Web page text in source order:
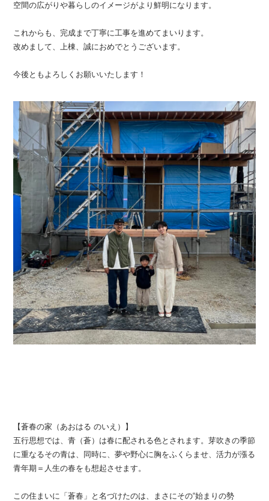
空間の広がりや暮らしのイメージがより鮮明になります。
これからも、完成まで丁寧に工事を進めてまいります。
改めまして、上棟、誠におめでとうございます。
今後ともよろしくお願いいたします！
【蒼春の家（あおはる のいえ）】
五行思想では、青（蒼）は春に配される色とされます。芽吹きの季節
に重なるその青は、同時に、夢や野心に胸をふくらませ、活力が漲る
青年期＝人生の春をも想起させます。
この住まいに「蒼春」と名づけたのは、まさにその“始まりの勢